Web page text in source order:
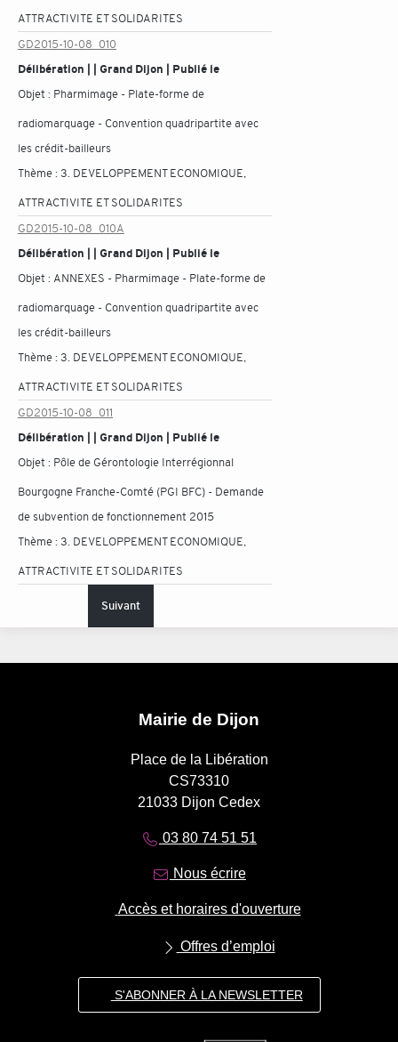
ATTRACTIVITE ET SOLIDARITES
GD2015-10-08_010
Délibération | | Grand Dijon | Publié le
Objet : Pharmimage - Plate-forme de
radiomarquage - Convention quadripartite avec
les crédit-bailleurs
Thème :3. DEVELOPPEMENT ECONOMIQUE,
ATTRACTIVITE ET SOLIDARITES
GD2015-10-08_010A
Délibération | | Grand Dijon | Publié le
Objet : ANNEXES - Pharmimage - Plate-forme de
radiomarquage - Convention quadripartite avec
les crédit-bailleurs
Thème :3. DEVELOPPEMENT ECONOMIQUE,
ATTRACTIVITE ET SOLIDARITES
GD2015-10-08_011
Délibération | | Grand Dijon | Publié le
Objet : Pôle de Gérontologie Interrégionnal
Bourgogne Franche-Comté (PGI BFC) - Demande
de subvention de fonctionnement 2015
Thème :3. DEVELOPPEMENT ECONOMIQUE,
ATTRACTIVITE ET SOLIDARITES
Suivant
Mairie de Dijon
Place de la Libération
CS73310
21033 Dijon Cedex
03 80 74 51 51
Nous écrire
Accès et horaires d'ouverture
Offres d’emploi
S'ABONNER À LA NEWSLETTER